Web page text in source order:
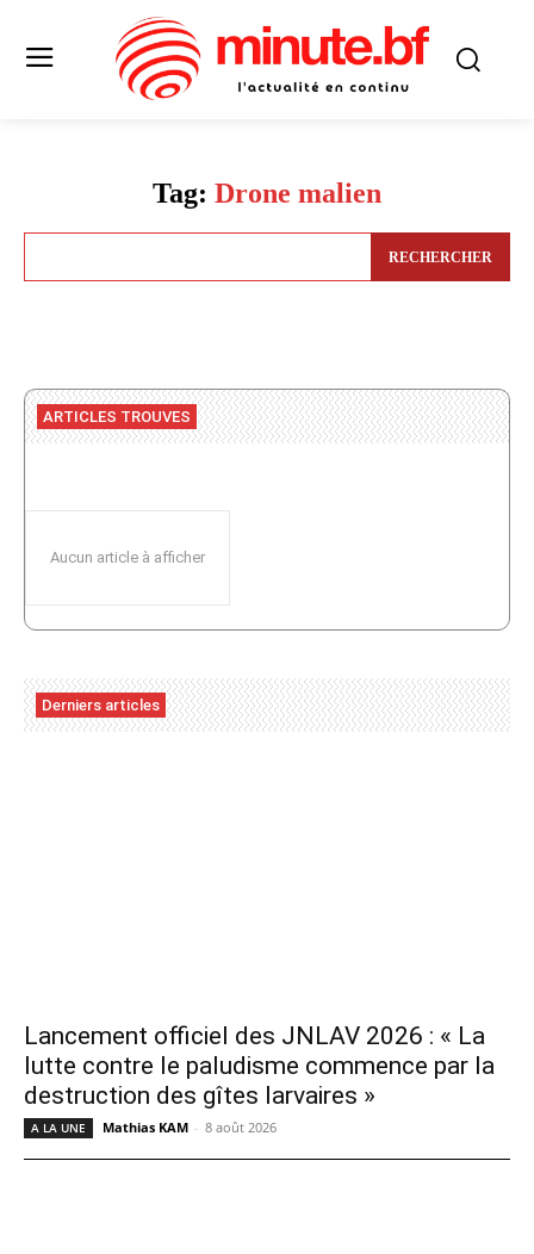
Tag: Drone malien
RECHERCHER
ARTICLES TROUVES
Aucun article à afficher
Derniers articles
Lancement officiel des JNLAV 2026 : « La
lutte contre le paludisme commence par la
destruction des gîtes larvaires »
A LA UNE Mathias KAM - 8 août 2026